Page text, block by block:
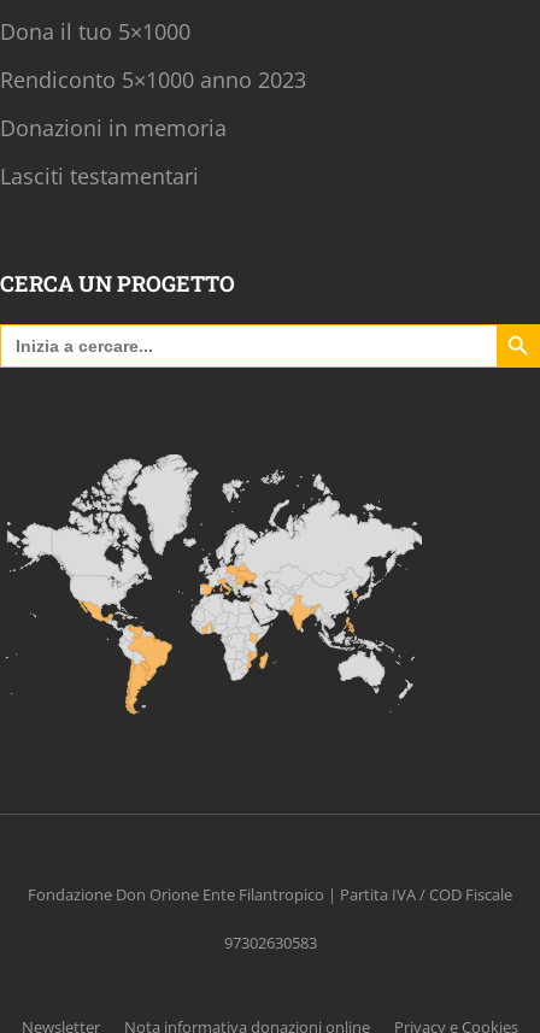
Dona il tuo 5×1000
Rendiconto 5×1000 anno 2023
Donazioni in memoria
Lasciti testamentari
CERCA UN PROGETTO
Search
for:
Search
Fondazione Don Orione Ente Filantropico | Partita IVA / COD Fiscale
97302630583
Newsletter Nota informativa donazioni online Privacy e Cookies